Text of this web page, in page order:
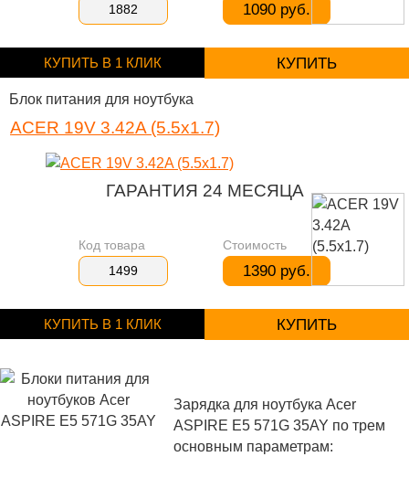
1882
1090 руб.
КУПИТЬ В 1 КЛИК КУПИТЬ
Блок питания для ноутбука
ACER 19V 3.42A (5.5x1.7)
ГАРАНТИЯ 24 МЕСЯЦА
Код товара
1499
Стоимость
1390 руб.
КУПИТЬ В 1 КЛИК КУПИТЬ
Зарядка для ноутбука Acer
ASPIRE E5 571G 35AY по трем
основным параметрам: